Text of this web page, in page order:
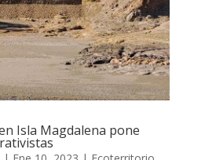
Isla Magdalena pone